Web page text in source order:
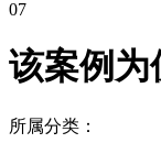
07
该案例为
所属分类：